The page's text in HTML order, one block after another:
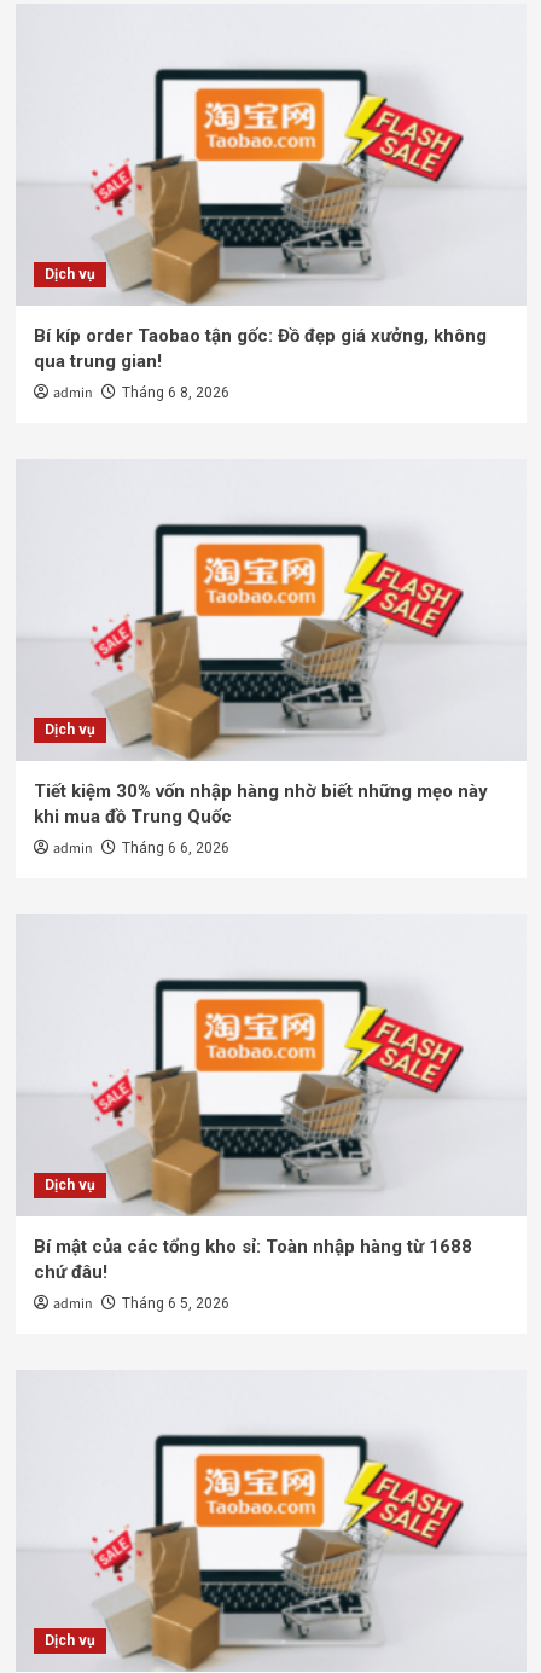
Dịch vụ
Bí kíp order Taobao tận gốc: Đồ đẹp giá xưởng, không
qua trung gian!
admin Tháng 6 8, 2026
Dịch vụ
Tiết kiệm 30% vốn nhập hàng nhờ biết những mẹo này
khi mua đồ Trung Quốc
admin Tháng 6 6, 2026
Dịch vụ
Bí mật của các tổng kho sỉ: Toàn nhập hàng từ 1688
chứ đâu!
admin Tháng 6 5, 2026
Dịch vụ